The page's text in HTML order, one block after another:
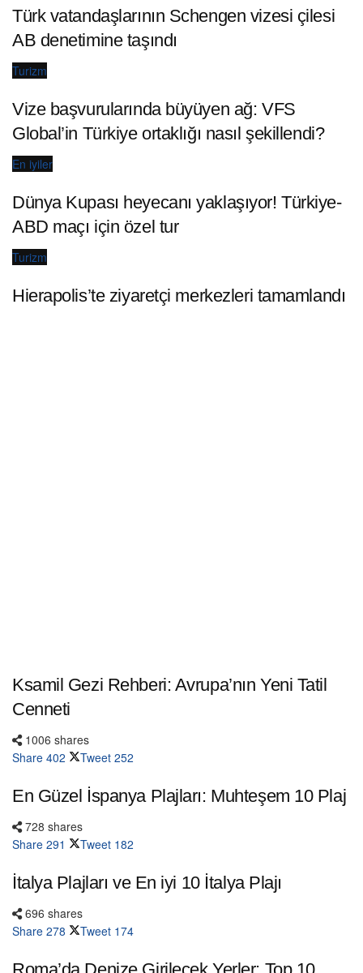
Türk vatandaşlarının Schengen vizesi çilesi
AB denetimine taşındı
Turizm
Vize başvurularında büyüyen ağ: VFS
Global’in Türkiye ortaklığı nasıl şekillendi?
En iyiler
Dünya Kupası heyecanı yaklaşıyor! Türkiye-
ABD maçı için özel tur
Turizm
Hierapolis’te ziyaretçi merkezleri tamamlandı
Ksamil Gezi Rehberi: Avrupa’nın Yeni Tatil
Cenneti
1006 shares
Share 402 Tweet 252
En Güzel İspanya Plajları: Muhteşem 10 Plaj
728 shares
Share 291 Tweet 182
İtalya Plajları ve En iyi 10 İtalya Plajı
696 shares
Share 278 Tweet 174